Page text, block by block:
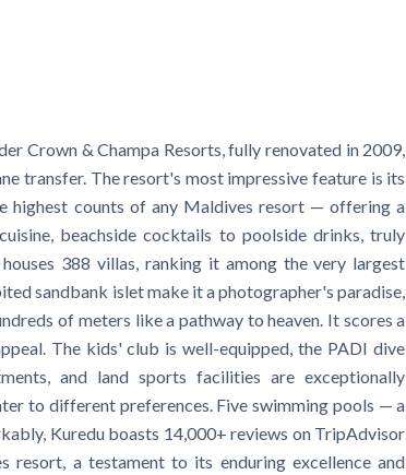
Crown & Champa Resorts, fully renovated in 2009,
transfer. The resort's most impressive feature is its
highest counts of any Maldives resort — offering a
beachside cocktails to poolside drinks, truly
388 villas, ranking it among the very largest
sandbank islet make it a photographer's paradise,
of meters like a pathway to heaven. It scores a
The kids' club is well-equipped, the PADI dive
and land sports facilities are exceptionally
to different preferences. Five swimming pools — a
Kuredu boasts 14,000+ reviews on TripAdvisor
a testament to its enduring excellence and